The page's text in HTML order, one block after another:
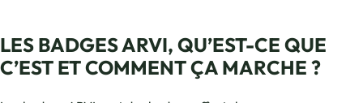
LES BADGES ARVI, QU’EST-CE QUE
C’EST ET COMMENT ÇA MARCHE ?